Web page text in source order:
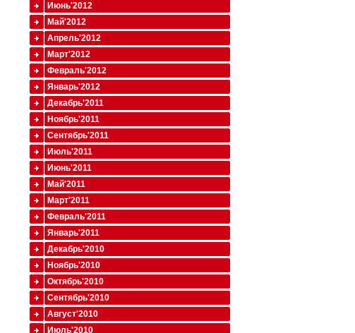
Июнь'2012
Май'2012
Апрель'2012
Март'2012
Февраль'2012
Январь'2012
Декабрь'2011
Ноябрь'2011
Сентябрь'2011
Июль'2011
Июнь'2011
Май'2011
Март'2011
Февраль'2011
Январь'2011
Декабрь'2010
Ноябрь'2010
Октябрь'2010
Сентябрь'2010
Август'2010
Июль'2010